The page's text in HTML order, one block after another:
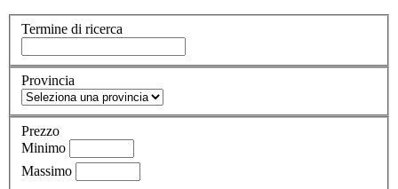
Termine di ricerca
Provincia
Prezzo
Minimo
Massimo